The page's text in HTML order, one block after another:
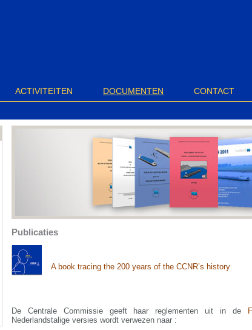
ACTIVITEITEN DOCUMENTEN CONTACT
Publicaties
A book tracing the 200 years of the CCNR’s history
De Centrale Commissie geeft haar reglementen uit in de
Nederlandstalige versies wordt verwezen naar :